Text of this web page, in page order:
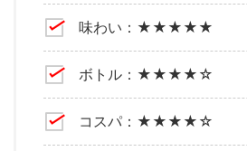
味わい：★★★★★
ボトル：★★★★☆
コスパ：★★★★☆